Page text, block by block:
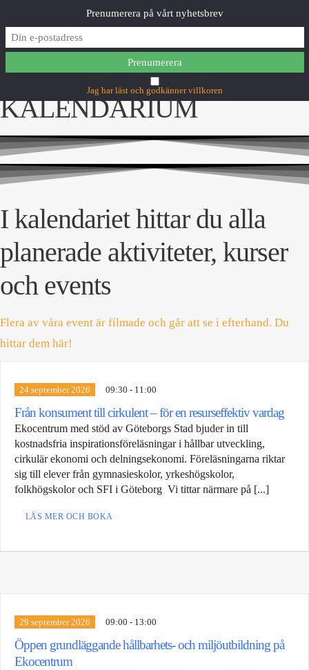
KALENDARIUM
I kalendariet hittar du alla
planerade aktiviteter, kurser
och events
Flera av våra event är filmade och går att se i efterhand. Du
hittar dem här!
24 september 2026 09:30 - 11:00
Från konsument till cirkulent – för en resurseffektiv vardag
Ekocentrum med stöd av Göteborgs Stad bjuder in till
kostnadsfria inspirationsföreläsningar i hållbar utveckling,
cirkulär ekonomi och delningsekonomi. Föreläsningarna riktar
sig till elever från gymnasieskolor, yrkeshögskolor,
folkhögskolor och SFI i Göteborg Vi tittar närmare på [...]
LÄS MER OCH BOKA
29 september 2026 09:00 - 13:00
Öppen grundläggande hållbarhets- och miljöutbildning på
Ekocentrum
Prenumerera på vårt nyhetsbrev
Jag har läst och godkänner villkoren